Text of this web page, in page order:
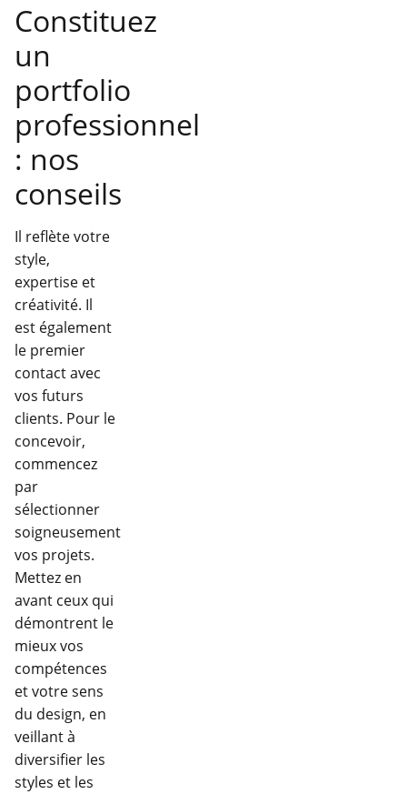
Constituez
un
portfolio
professionnel
: nos
conseils
Il reflète votre
style,
expertise et
créativité. Il
est également
le premier
contact avec
vos futurs
clients. Pour le
concevoir,
commencez
par
sélectionner
soigneusement
vos projets.
Mettez en
avant ceux qui
démontrent le
mieux vos
compétences
et votre sens
du design, en
veillant à
diversifier les
styles et les